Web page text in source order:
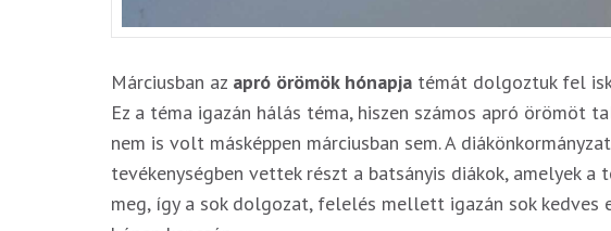
Márciusban az apró örömök hónapja témát dolgoztuk fel
Ez a téma igazán hálás téma, hiszen számos apró örömöt
nem is volt másképpen márciusban sem. A
tevékenységben vettek részt a batsányis diákok, amelyek
meg, így a sok dolgozat, felelés mellett igazán sok kedves